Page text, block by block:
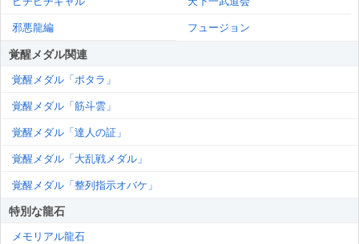
邪悪龍編
フュージョン
覚醒メダル関連
覚醒メダル「ポタラ」
覚醒メダル「筋斗雲」
覚醒メダル「達人の証」
覚醒メダル「大乱戦メダル」
覚醒メダル「整列指示オバケ」
特別な龍石
メモリアル龍石